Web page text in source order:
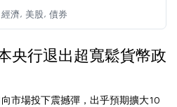
經濟, 美股, 債券
央行退出超寬鬆貨幣政
市場投下震撼彈，出乎預期擴大10